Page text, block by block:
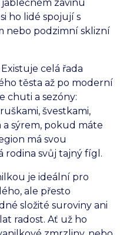
závinu
ho lidé spojují s
nebo podzimní sklizní
celá řada
těsta až po moderní
chuti a sezóny:
švestkami,
sýrem, pokud máte
má svou
rodina svůj tajný fígl.
je ideální pro
ale přesto
složité suroviny ani
radost. Ať už ho